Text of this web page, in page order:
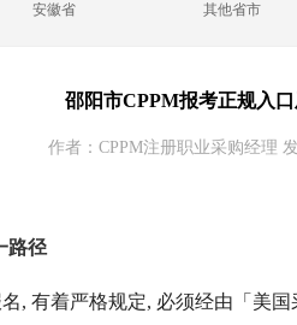
安徽省 其他省市
邵阳市CPPM报考正规入
作者：CPPM注册职业采购经理
路径
, 有着严格规定, 必须经由「美